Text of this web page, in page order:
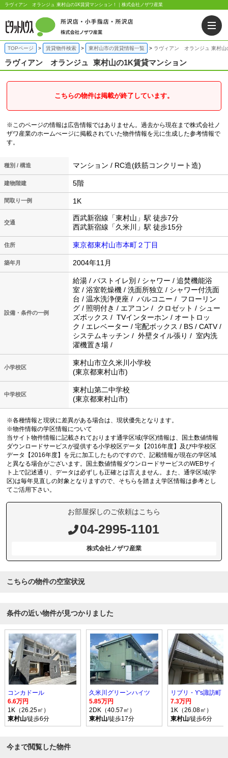
ラヴィアン オランジュ 東村山の1K賃貸マンション！｜株式会社ノザワ産業
TOPページ 賃貸物件検索 東村山市の賃貸情報一覧 ラヴィアン オランジュ 東村山
ラヴィアン オランジュ 東村山の1K賃貸マンション
こちらの物件は掲載が終了しています。
※このページの情報は広告情報ではありません。過去から現在まで株式会社ノ
ザワ産業のホームぺージに掲載されていた物件情報を元に生成した参考情報で
す。
種別 / 構造 マンション / RC造(鉄筋コンクリート造)
建物階建 5階
間取り一例 1K
交通
西武新宿線「東村山」駅 徒歩7分
西武新宿線「久米川」駅 徒歩15分
住所 東京都東村山市本町２丁目
築年月 2004年11月
設備・条件の一例
給湯 / バストイレ別 / シャワー / 追焚機能浴
室 / 浴室乾燥機 / 洗面所独立 / シャワー付洗面
台 / 温水洗浄便座 / バルコニー / フローリン
グ / 照明付き / エアコン / クロゼット / シュー
ズボックス / TVインターホン / オートロッ
ク / エレベーター / 宅配ボックス / BS / CATV /
システムキッチン / 外壁タイル張り / 室内洗
濯機置き場 /
小学校区
東村山市立久米川小学校
(東京都東村山市)
中学校区
東村山第二中学校
(東京都東村山市)
※各種情報と現状に差異がある場合は、現状優先となります。
※物件情報の学区情報について
当サイト物件情報に記載されております通学区域(学区)情報は、国土数値情報
ダウンロードサービスが提供する小学校区データ【2016年度】及び中学校区
データ【2016年度】を元に加工したものですので、記載情報が現在の学区域
と異なる場合がございます。国土数値情報ダウンロードサービスのWEBサイ
ト上で記述通り、データは必ずしも正確とは言えません。また、通学区域(学
区)は毎年見直しの対象となりますので、そちらを踏まえ学区情報は参考とし
てご活用下さい。
お部屋探しのご依頼はこちら
04-2995-1101
株式会社ノザワ産業
こちらの物件の空室状況
条件の近い物件が見つかりました
コンカドール
6.6万円
1K（26.25㎡）
東村山/徒歩6分
久米川グリーンハイツ
5.85万円
2DK（40.57㎡）
東村山/徒歩17分
リブリ・Y's諏訪町
7.3万円
1K（26.08㎡）
東村山/徒歩6分
今まで閲覧した物件